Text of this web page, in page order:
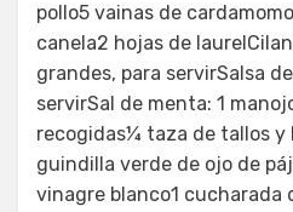
pollo5 vainas de
canela2 hojas de
grandes, para servirSalsa
servirSal de menta: 1
recogidas¼ taza de tallos y
guindilla verde de ojo de
vinagre blanco1 cucharada